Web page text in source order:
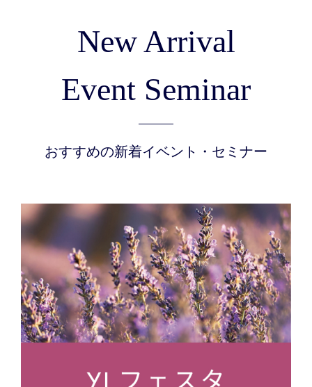
New Arrival
Event Seminar
おすすめの新着イベント・セミナー